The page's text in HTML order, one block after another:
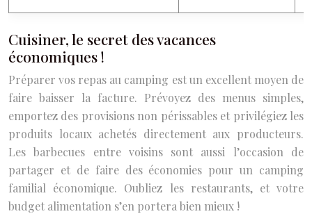
Cuisiner, le secret des vacances
économiques !
Préparer vos repas au camping est un excellent moyen de
faire baisser la facture. Prévoyez des menus simples,
emportez des provisions non périssables et privilégiez les
produits locaux achetés directement aux producteurs.
Les barbecues entre voisins sont aussi l’occasion de
partager et de faire des économies pour un camping
familial économique. Oubliez les restaurants, et votre
budget alimentation s’en portera bien mieux !